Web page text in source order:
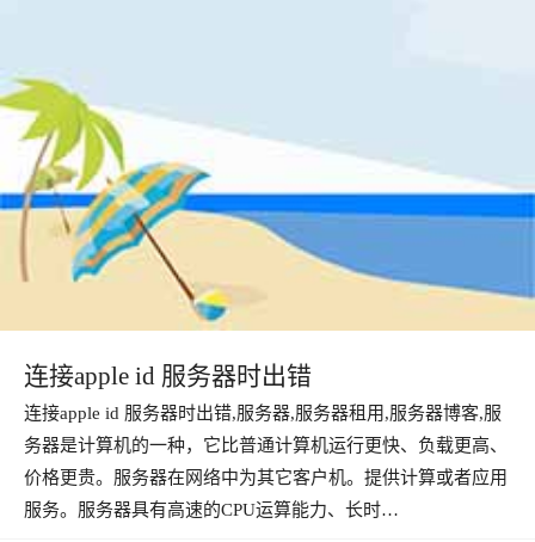
连接apple id 服务器时出错
连接apple id 服务器时出错,服务器,服务器租用,服务器博客,服
务器是计算机的一种，它比普通计算机运行更快、负载更高、
价格更贵。服务器在网络中为其它客户机。提供计算或者应用
服务。服务器具有高速的CPU运算能力、长时…